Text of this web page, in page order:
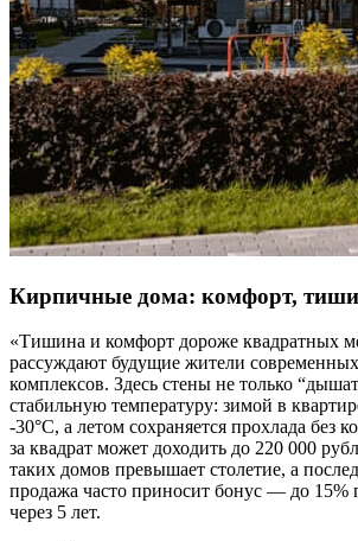
Кирпичные дома: комфорт,
«Тишина и комфорт дороже квадратных
рассуждают будущие жители
комплексов. Здесь стены не только
стабильную температуру: зимой в
-30°C, а летом сохраняется прохлада без
за квадрат может доходить до 220 000
таких домов превышает столетие, а
продажа часто приносит бонус — до 15%
через 5 лет.